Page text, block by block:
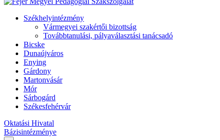
Székhelyintézmény
Vármegyei szakértői bizottság
Továbbtanulási, pályaválasztási tanácsadó
Bicske
Dunaújváros
Enying
Gárdony
Martonvásár
Mór
Sárbogárd
Székesfehérvár
Oktatási Hivatal
Bázisintézménye